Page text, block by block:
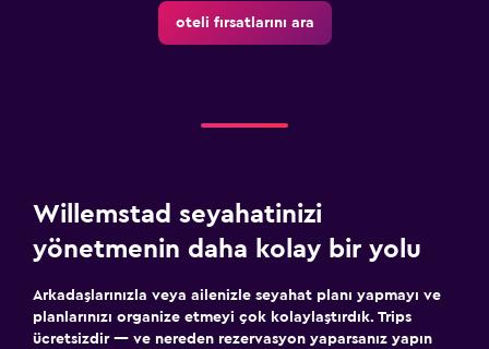
oteli fırsatlarını ara
Willemstad seyahatinizi
yönetmenin daha kolay bir yolu
Arkadaşlarınızla veya ailenizle seyahat planı yapmayı ve
planlarınızı organize etmeyi çok kolaylaştırdık. Trips
ücretsizdir — ve nereden rezervasyon yaparsanız yapın